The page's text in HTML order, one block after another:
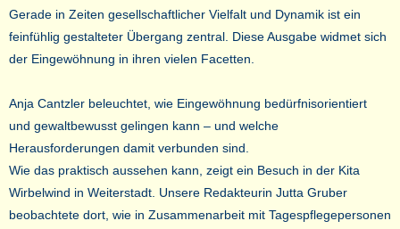
Gerade in Zeiten gesellschaftlicher Vielfalt und Dynamik ist ein
feinfühlig gestalteter Übergang zentral. Diese Ausgabe widmet sich
der Eingewöhnung in ihren vielen Facetten.
Anja Cantzler beleuchtet, wie Eingewöhnung bedürfnisorientiert
und gewaltbewusst gelingen kann – und welche
Herausforderungen damit verbunden sind.
Wie das praktisch aussehen kann, zeigt ein Besuch in der Kita
Wirbelwind in Weiterstadt. Unsere Redakteurin Jutta Gruber
beobachtete dort, wie in Zusammenarbeit mit Tagespflegepersonen